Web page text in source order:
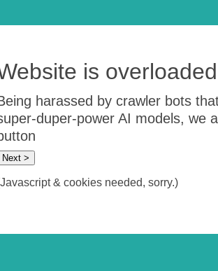
is
harassed by crawler bots
duper-power AI models, we
Next >
& cookies needed, sorry.)